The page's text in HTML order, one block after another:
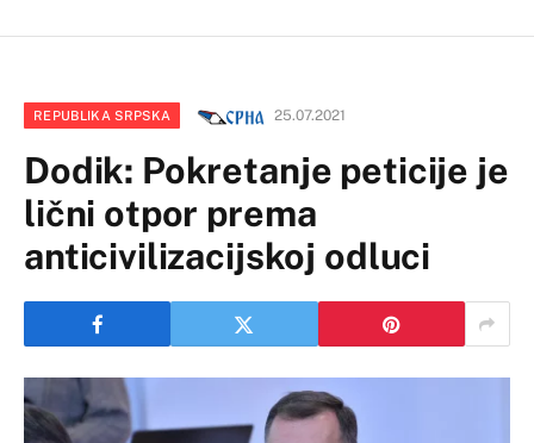
REPUBLIKA SRPSKA 25.07.2021
Dodik: Pokretanje peticije je
lični otpor prema
anticivilizacijskoj odluci